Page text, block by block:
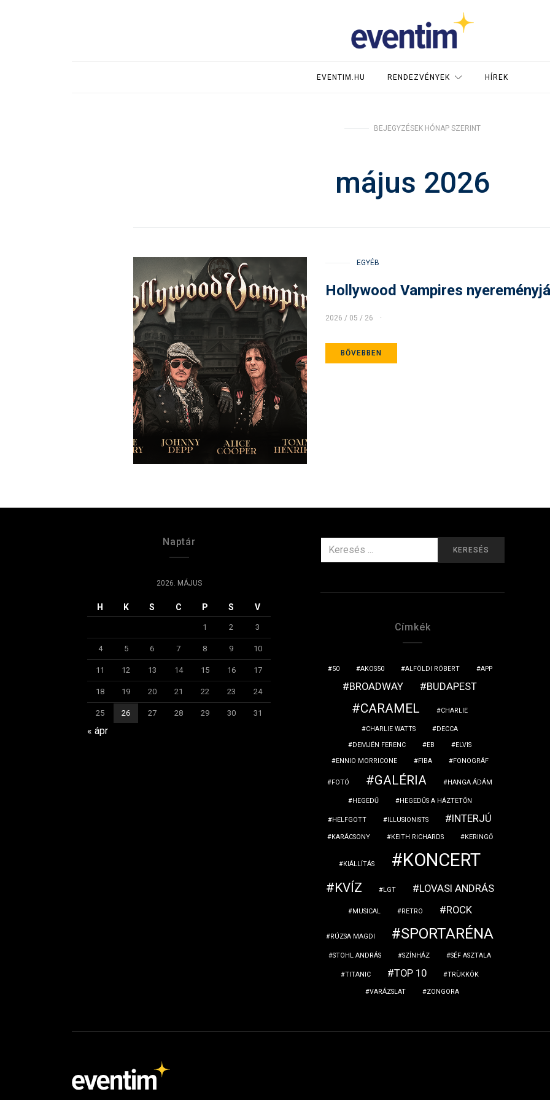
EVENTIM.HU RENDEZVÉNYEK HÍREK
BEJEGYZÉSEK HÓNAP SZERINT
május 2026
EGYÉB
Hollywood Vampires
2026 / 05 / 26
BŐVEBBEN
Naptár
2026. MÁJUS
H K S C P S V
1 2 3
4 5 6 7 8 9 10
11 12 13 14 15 16 17
18 19 20 21 22 23 24
25 26 27 28 29 30 31
« ápr
ERRE:
KERESÉS
Címkék
50 AKOS50 ALFÖLDI RÓBERT APP
BROADWAY BUDAPEST
CARAMEL CHARLIE
CHARLIE WATTS
DECCA
DEMJÉN FERENC
EB
ELVIS
ENNIO MORRICONE
FIBA FONOGRÁF
FOTÓ GALÉRIA HANGA ÁDÁM
HEGEDŰ HEGEDŰS A HÁZTETŐN
HELFGOTT ILLUSIONISTS INTERJÚ
KARÁCSONY KEITH RICHARDS KERINGŐ
KIÁLLÍTÁS KONCERT
KVÍZ LGT LOVASI ANDRÁS
MUSICAL RETRO ROCK
RÚZSA MAGDI SPORTARÉNA
STOHL ANDRÁS SZÍNHÁZ SÉF ASZTALA
TITANIC TOP 10 TRÜKKÖK
VARÁZSLAT ZONGORA